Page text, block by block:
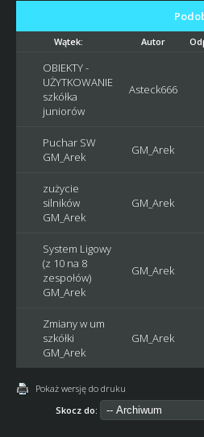
Wątek: Autor
OBIEKTY -
UŻYTKOWANIE
szkółka
juniorów
Asteck666
Puchar SW
GM_Arek
GM_Arek
zużycie
silników
GM_Arek
GM_Arek
System Ligowy
(z 10 na 8
zespołów)
GM_Arek
GM_Arek
Zmiany w um
szkółki
GM_Arek
GM_Arek
Pokaż wersję do druku
Skocz do: